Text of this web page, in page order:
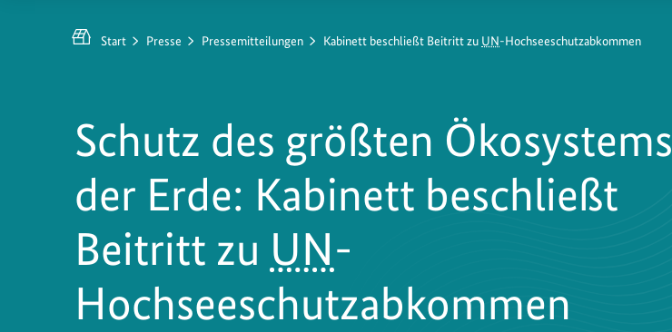
Umwelt,
Klimaschutz,
nukleare
Sicherheit
Start Presse Pressemitteilungen Kabinett beschließt Beitritt zu UN-Hochseeschutzabkommen
Schutz des größten Ökosystems
der Erde: Kabinett beschließt
Beitritt zu UN-
Hochseeschutzabkommen